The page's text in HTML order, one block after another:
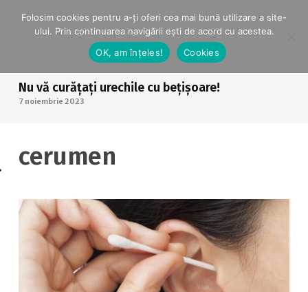
Nu vă curățați urechile cu bețișoare!
7 noiembrie 2023
cerumen
Folosim cookies pentru a-ți oferi cea mai bună utilizare a site-
ului. Prin continuarea navigării ești de acord cu acestea.
OK, am înțeles!
Cookies